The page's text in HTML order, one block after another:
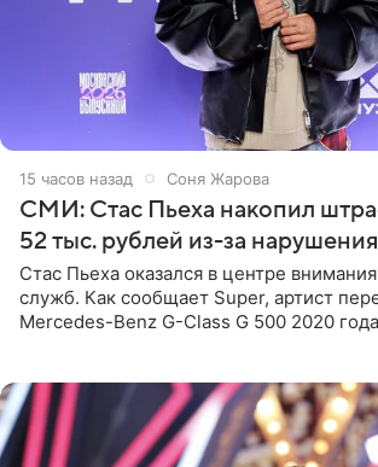
15 часов назад Соня Жарова
СМИ: Стас Пьеха накопил
52 тыс. рублей из-за
Стас Пьеха оказался в центре
служб. Как сообщает Super, артист
Mercedes-Benz G-Class G 500 2020